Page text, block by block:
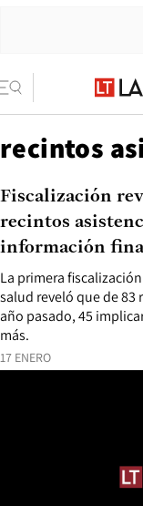
recintos
17 ENERO
La primera
salud reveló que de 83
año pasado, 45
más.
Fiscalización
recintos
información